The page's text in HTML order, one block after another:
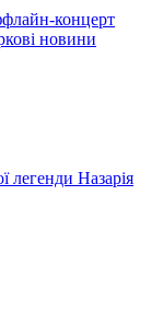
концерт
новини
легенди Назарія